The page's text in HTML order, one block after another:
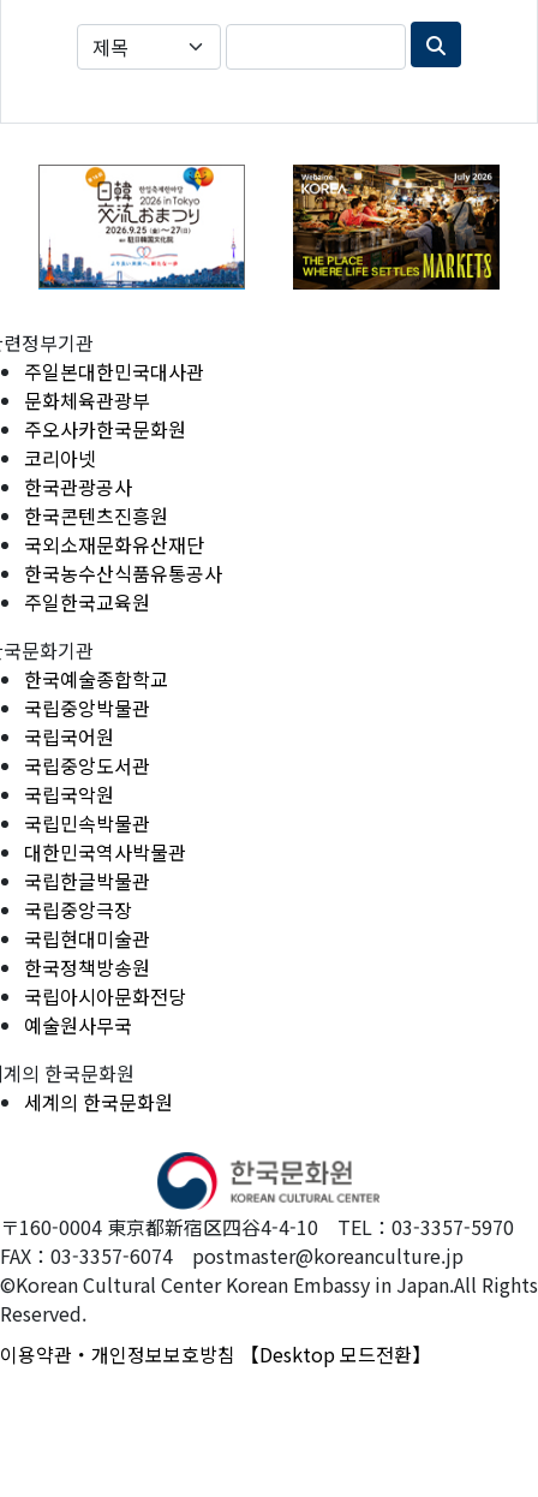
정부기관
주일본대한민국대사관
문화체육관광부
주오사카한국문화원
코리아넷
한국관광공사
한국콘텐츠진흥원
국외소재문화유산재단
한국농수산식품유통공사
주일한국교육원
문화기관
한국예술종합학교
국립중앙박물관
국립국어원
국립중앙도서관
국립국악원
국립민속박물관
대한민국역사박물관
국립한글박물관
국립중앙극장
국립현대미술관
한국정책방송원
국립아시아문화전당
예술원사무국
의 한국문화원
세계의 한국문화원
〒160-0004 東京都新宿区四谷4-4-10 TEL：03-3357-5970
FAX：03-3357-6074 postmaster@koreanculture.jp
©Korean Cultural Center Korean Embassy in Japan.All Rights
Reserved.
이용약관・개인정보보호방침
【Desktop 모드전환】